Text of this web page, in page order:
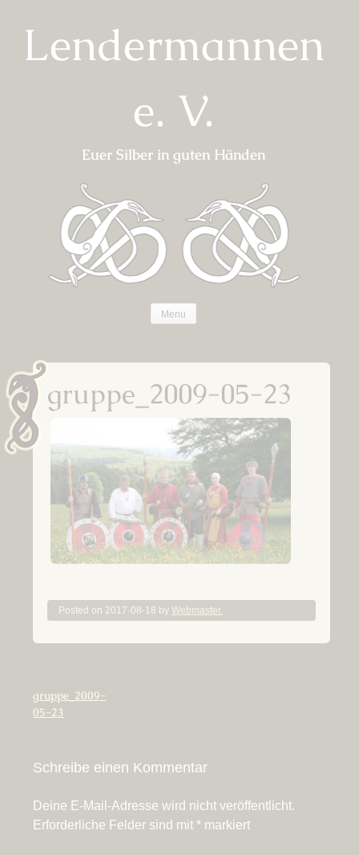
contentLendermannen
e. V.
Euer Silber in guten Händen
Menu
gruppe_2009-05-23
Posted on 2017-08-18 byWebmaster.
Beitragsnavigation
gruppe_2009-
05-23
Schreibe einen Kommentar
Deine E-Mail-Adresse wird nicht veröffentlicht.
Erforderliche Felder sind mit* markiert